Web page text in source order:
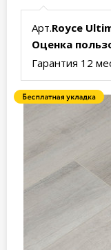
Арт.Royce
Оценка
Гарантия 12